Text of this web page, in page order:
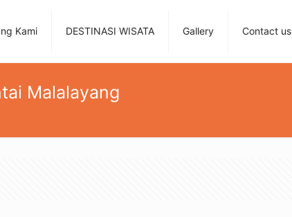
Kami DESTINASI WISATA Gallery Contact us
Malalayang